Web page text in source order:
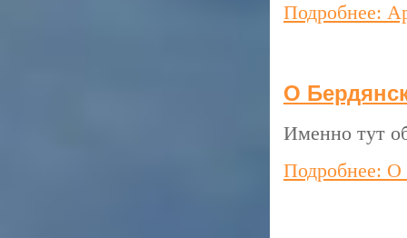
Подробнее:
О
Именно тут
Подробнее: О